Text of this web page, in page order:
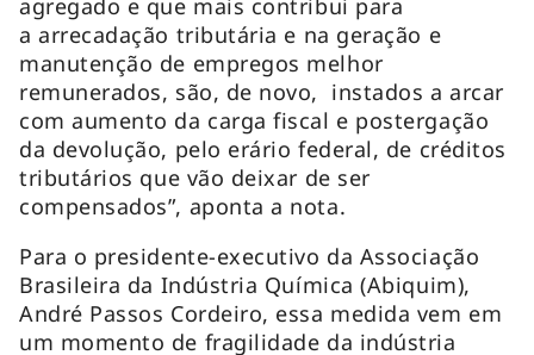
a arrecadação tributária e na geração e
manutenção de empregos melhor
remunerados, são, de novo, instados a arcar
com aumento da carga fiscal e postergação
da devolução, pelo erário federal, de créditos
tributários que vão deixar de ser
compensados”, aponta a nota.
Para o presidente-executivo da Associação
Brasileira da Indústria Química (Abiquim),
André Passos Cordeiro, essa medida vem em
um momento de fragilidade da indústria